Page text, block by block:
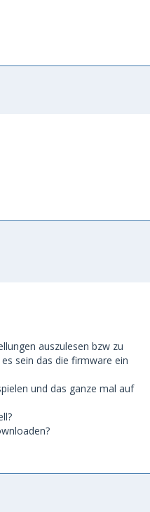
auszulesen bzw zu
sein das die firmware ein
und das ganze mal auf